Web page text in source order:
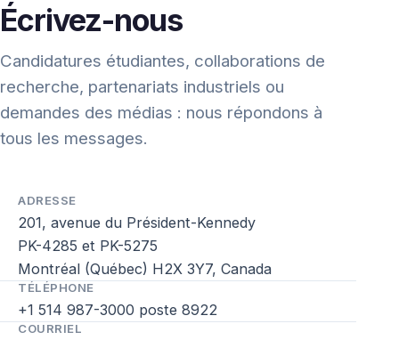
Écrivez-nous
Candidatures étudiantes, collaborations de
recherche, partenariats industriels ou
demandes des médias : nous répondons à
tous les messages.
ADRESSE
201, avenue du Président-Kennedy
PK-4285 et PK-5275
Montréal (Québec) H2X 3Y7, Canada
TÉLÉPHONE
+1 514 987-3000 poste 8922
COURRIEL